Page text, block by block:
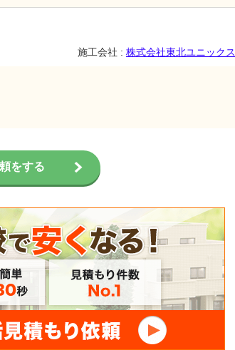
施工会社 : 株式会社東北ユニックス
をする